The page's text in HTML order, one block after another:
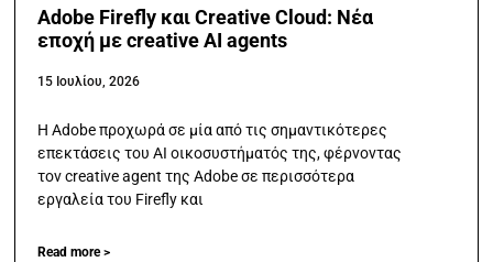
Adobe Firefly και Creative Cloud: Νέα
εποχή με creative AI agents
15 Ιουλίου, 2026
Η Adobe προχωρά σε μία από τις σημαντικότερες
επεκτάσεις του AI οικοσυστήματός της, φέρνοντας
τον creative agent της Adobe σε περισσότερα
εργαλεία του Firefly και
Read more >